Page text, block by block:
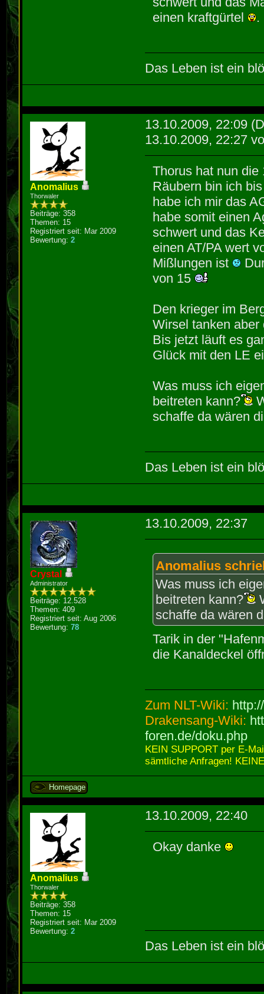
einen kraftgürtel
.
Das Leben ist ein
Anomalius
Thorwaler
Beiträge: 358
Themen: 15
Registriert seit: Mar 2009
Bewertung:2
13.10.2009, 22:09
13.10.2009, 22:27
Thorus hat nun
Räubern bin ich
habe ich mir das
habe somit einen
schwert und das
einen AT/PA wert
Mißlungen ist
von 15
Den krieger im
Wirsel tanken
Bis jetzt läuft es
Glück mit den LE
Was muss ich
beitreten kann?
schaffe da wären
Das Leben ist ein
Crystal
Administrator
Beiträge: 12.528
Themen: 409
Registriert seit: Aug 2006
Bewertung:78
13.10.2009, 22:37
Anomalius
Was muss ich
beitreten kann?
schaffe da wären
Tarik in der
die Kanaldeckel
Zum NLT-Wiki:
Drakensang-Wiki:
foren.de/doku.php
KEIN SUPPORT per E-
sämtliche Anfragen!
Homepage
Anomalius
Thorwaler
Beiträge: 358
Themen: 15
Registriert seit: Mar 2009
Bewertung:2
13.10.2009, 22:40
Okay danke
Das Leben ist ein